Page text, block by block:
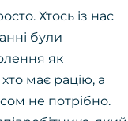
Хтось із нас
були
як
хто має рацію, а
не потрібно.